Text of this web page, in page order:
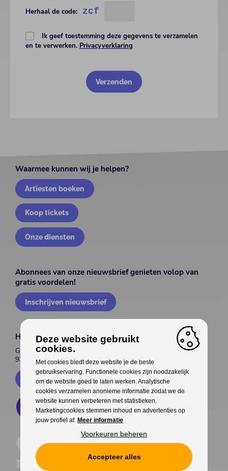
Herhaal de code: zcf
Ik geef toestemming deze gegevens te verzamelen
en te verwerken. Privacyverklaring
Waarmee kunnen wij je helpen?
Artiesten boeken
Koop tickets
Onze diensten
Abonnees van onze nieuwsbrief genieten volop van
gratis voordelen!
Inschrijven nieuwsbrief
House of Entertainment
Gentsesteenweg 514
9300 Aalst
Contacteer ons
Deze website gebruikt
cookies.
Met cookies biedt deze website je de beste
gebruikservaring. Functionele cookies zijn noodzakelijk
om de website goed te laten werken. Analytische
cookies verzamelen anonieme informatie zodat we de
website kunnen verbeteren met statistieken.
Marketingcookies stemmen inhoud en advertenties op
jouw profiel af. Meer informatie
Voorkeuren beheren
Accepteer alles